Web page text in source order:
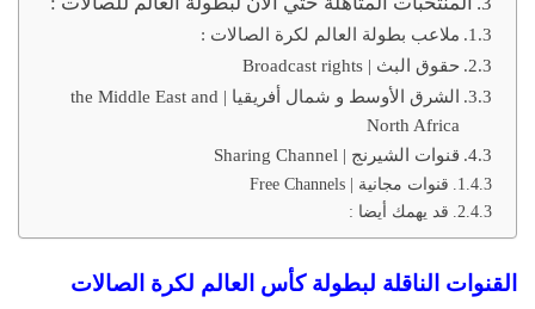
ملاعب بطولة العالم لكرة الصالات :
حقوق البث | Broadcast rights
الشرق الأوسط و شمال أفريقيا | the Middle East and
North Africa
قنوات الشيرنج | Sharing Channel
قنوات مجانية | Free Channels
قد يهمك أيضا :
القنوات الناقلة لبطولة كأس العالم لكرة الصالات